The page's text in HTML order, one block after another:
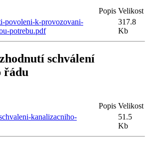
Popis Velikost
povoleni-k-provozovani-
potrebu.pdf
317.8
Kb
schválení
řádu
Popis Velikost
kanalizacniho-
51.5
Kb